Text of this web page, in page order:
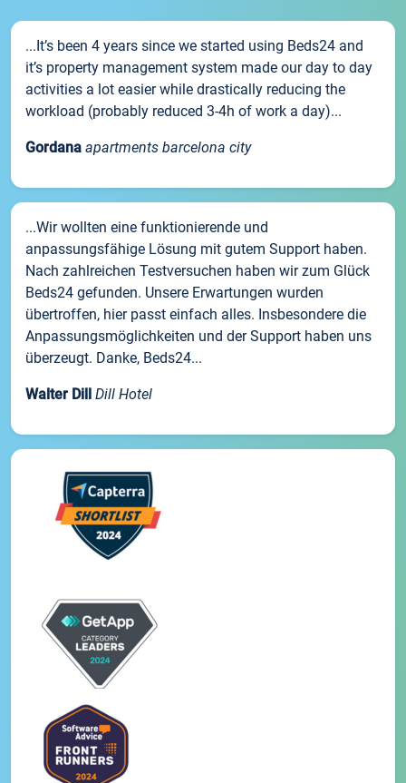
...It’s been 4 years since we started using Beds24 and
it’s property management system made our day to day
activities a lot easier while drastically reducing the
workload (probably reduced 3-4h of work a day)...
Gordana apartments barcelona city
...Wir wollten eine funktionierende und
anpassungsfähige Lösung mit gutem Support haben.
Nach zahlreichen Testversuchen haben wir zum Glück
Beds24 gefunden. Unsere Erwartungen wurden
übertroffen, hier passt einfach alles. Insbesondere die
Anpassungsmöglichkeiten und der Support haben uns
überzeugt. Danke, Beds24...
Walter Dill Dill Hotel